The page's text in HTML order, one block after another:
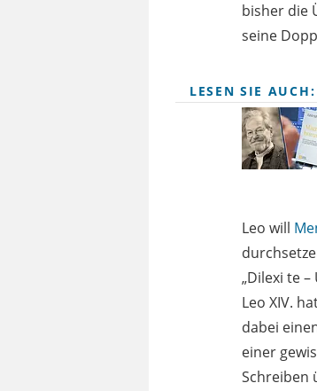
bisher die
seine
LESEN SIE AUCH:
Leo will
„Dilexi te
Leo XIV.
dabei
einer
Schreiben